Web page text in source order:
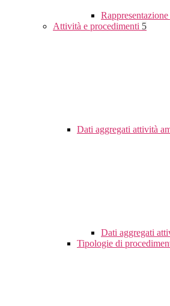
Attività e procedimenti 5
Dati aggregati attività
Dati aggregati
Tipologie di